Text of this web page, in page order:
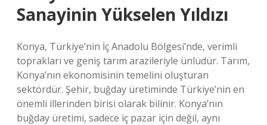
Sanayinin Yükselen Yıldızı
Konya, Türkiye’nin İç Anadolu Bölgesi’nde, verimli
toprakları ve geniş tarım arazileriyle ünlüdür. Tarım,
Konya’nın ekonomisinin temelini oluşturan
sektördür. Şehir, buğday üretiminde Türkiye’nin en
önemli illerinden birisi olarak bilinir. Konya’nın
buğday üretimi, sadece iç pazar için değil, aynı